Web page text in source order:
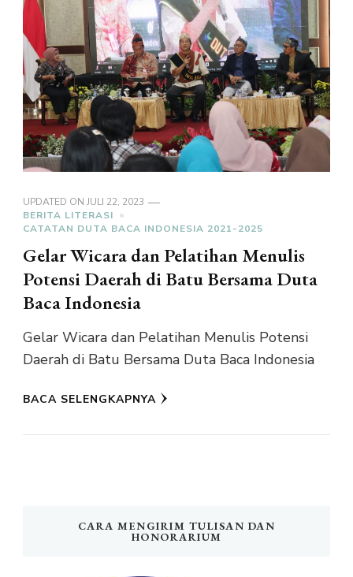
UPDATED ON JULI 22, 2023
BERITA LITERASI
CATATAN DUTA BACA INDONESIA 2021-2025
Gelar Wicara dan Pelatihan Menulis
Potensi Daerah di Batu Bersama Duta
Baca Indonesia
Gelar Wicara dan Pelatihan Menulis Potensi
Daerah di Batu Bersama Duta Baca Indonesia
BACA SELENGKAPNYA
CARA MENGIRIM TULISAN DAN
HONORARIUM